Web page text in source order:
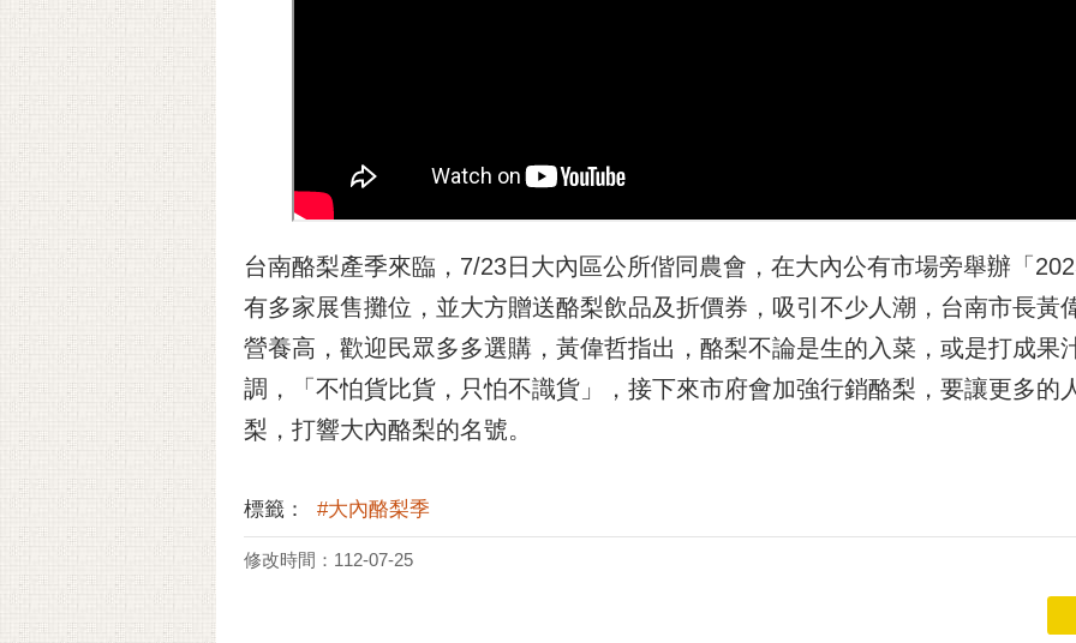
台南酪梨產季來臨，7/23日大內區公所偕同農會，在大內公有市場旁舉辦「
有多家展售攤位，並大方贈送酪梨飲品及折價券，吸引不少人潮，台南市長黃
營養高，歡迎民眾多多選購，黃偉哲指出，酪梨不論是生的入菜，或是打成果
調，「不怕貨比貨，只怕不識貨」，接下來市府會加強行銷酪梨，要讓更多的
梨，打響大內酪梨的名號。
標籤： #大內酪梨季
修改時間：112-07-25